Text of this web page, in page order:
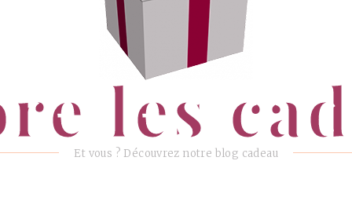
les
Et vous ? Découvrez notre blog cadeau